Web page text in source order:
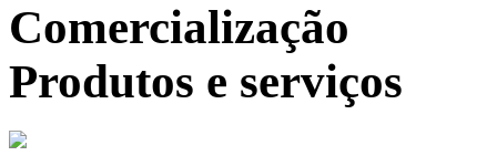
Comercialização
Produtos e serviços